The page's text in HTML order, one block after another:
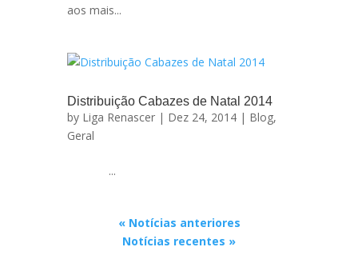
aos mais...
Distribuição Cabazes de Natal 2014
by Liga Renascer | Dez 24, 2014 | Blog,
Geral
...
« Notícias anteriores
Notícias recentes »